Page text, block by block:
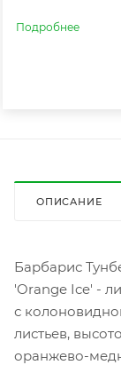
Подробнее
ОПИСАНИЕ
Барбарис
'Orange Ice' -
с
листьев,
оранжево-